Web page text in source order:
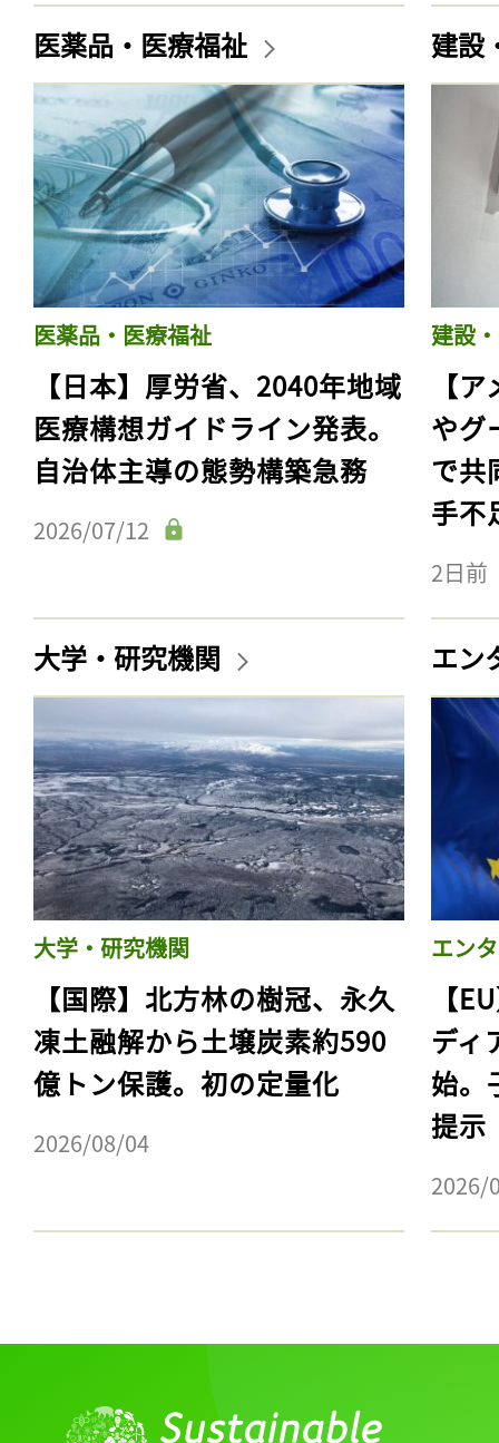
医薬品・医療福祉
医薬品・医療福祉
【日本】厚労省、2040年地域
医療構想ガイドライン発表。
自治体主導の態勢構築急務
2026/07/12
建設
建設
【
やグ
で共
手不
2日前
大学・研究機関
大学・研究機関
【国際】北方林の樹冠、永久
凍土融解から土壌炭素約590
億トン保護。初の定量化
2026/08/04
エン
エン
【
ディ
始。
提示
2026/
記事をお気に入りに
ログインが必
ログイン
会員登録